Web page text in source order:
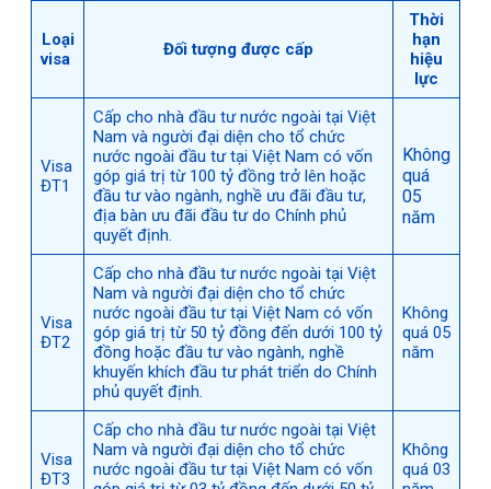
Loại
visa
Đối tượng được cấp
Thời
hạn
hiệu
lực
Visa
ĐT1
Cấp cho nhà đầu tư nước ngoài tại Việt
Nam và người đại diện cho tổ chức
nước ngoài đầu tư tại Việt Nam có vốn
góp giá trị từ 100 tỷ đồng trở lên hoặc
đầu tư vào ngành, nghề ưu đãi đầu tư,
địa bàn ưu đãi đầu tư do Chính phủ
quyết định.
Không
quá
05
năm
Visa
ĐT2
Cấp cho nhà đầu tư nước ngoài tại Việt
Nam và người đại diện cho tổ chức
nước ngoài đầu tư tại Việt Nam có vốn
góp giá trị từ 50 tỷ đồng đến dưới 100 tỷ
đồng hoặc đầu tư vào ngành, nghề
khuyến khích đầu tư phát triển do Chính
phủ quyết định.
Không
quá 05
năm
Visa
ĐT3
Cấp cho nhà đầu tư nước ngoài tại Việt
Nam và người đại diện cho tổ chức
nước ngoài đầu tư tại Việt Nam có vốn
Không
quá 03